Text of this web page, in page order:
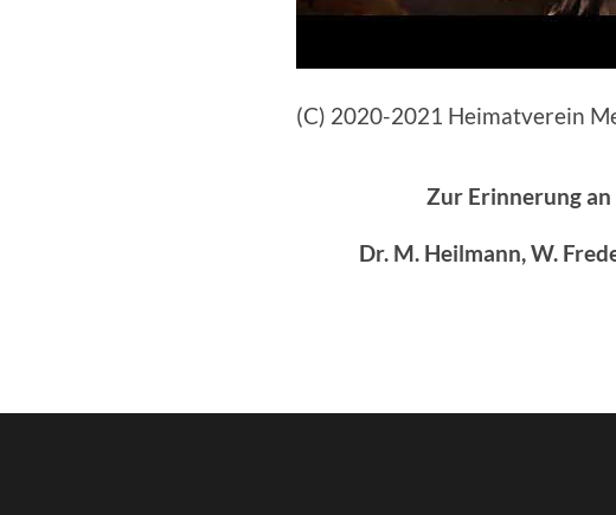
(C) 2020-2021 Heimatverein
Zur Erinnerung
Dr. M. Heilmann, W.